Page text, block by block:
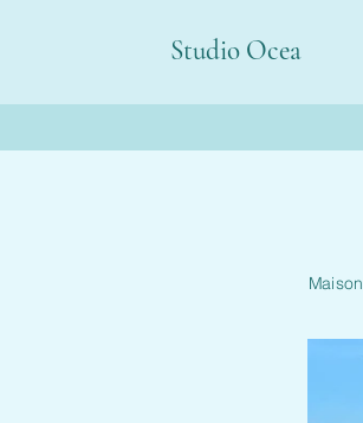
Studio Ocea
Maison